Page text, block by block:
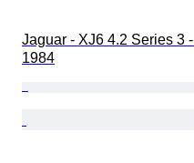
Jaguar - XJ6 4.2 Series 3 -
1984